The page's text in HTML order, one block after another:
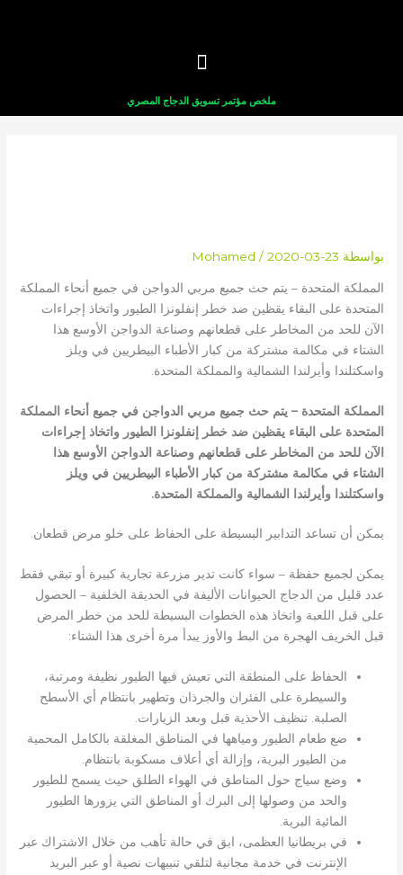
ملخص مؤتمر تسويق الدجاج المصري
بواسطة Mohamed / 2020-03-23
المملكة المتحدة – يتم حث جميع مربي الدواجن في جميع أنحاء المملكة
المتحدة على البقاء يقظين ضد خطر إنفلونزا الطيور واتخاذ إجراءات
الآن للحد من المخاطر على قطعانهم وصناعة الدواجن الأوسع هذا
الشتاء في مكالمة مشتركة من كبار الأطباء البيطريين في ويلز
واسكتلندا وأيرلندا الشمالية والمملكة المتحدة.
المملكة المتحدة – يتم حث جميع مربي الدواجن في جميع أنحاء المملكة
المتحدة على البقاء يقظين ضد خطر إنفلونزا الطيور واتخاذ إجراءات
الآن للحد من المخاطر على قطعانهم وصناعة الدواجن الأوسع هذا
الشتاء في مكالمة مشتركة من كبار الأطباء البيطريين في ويلز
واسكتلندا وأيرلندا الشمالية والمملكة المتحدة.
يمكن أن تساعد التدابير البسيطة على الحفاظ على خلو مرض قطعان.
يمكن لجميع حفظة – سواء كانت تدير مزرعة تجارية كبيرة أو تبقي فقط
عدد قليل من الدجاج الحيوانات الأليفة في الحديقة الخلفية – الحصول
على قبل اللعبة واتخاذ هذه الخطوات البسيطة للحد من خطر المرض
قبل الخريف الهجرة من البط والأوز يبدأ مرة أخرى هذا الشتاء:
الحفاظ على المنطقة التي تعيش فيها الطيور نظيفة ومرتبة،
والسيطرة على الفئران والجرذان وتطهير بانتظام أي الأسطح
الصلبة. تنظيف الأحذية قبل وبعد الزيارات.
ضع طعام الطيور ومياهها في المناطق المغلقة بالكامل المحمية
من الطيور البرية، وإزالة أي أعلاف مسكوبة بانتظام.
وضع سياج حول المناطق في الهواء الطلق حيث يسمح للطيور
والحد من وصولها إلى البرك أو المناطق التي يزورها الطيور
المائية البرية.
في بريطانيا العظمى، ابق في حالة تأهب من خلال الاشتراك عبر
الإنترنت في خدمة مجانية لتلقي تنبيهات نصية أو عبر البريد